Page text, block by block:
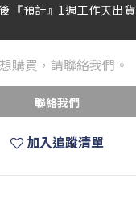
『預計』1週工作天出
購買，請聯絡我們。
聯絡我們
加入追蹤清單